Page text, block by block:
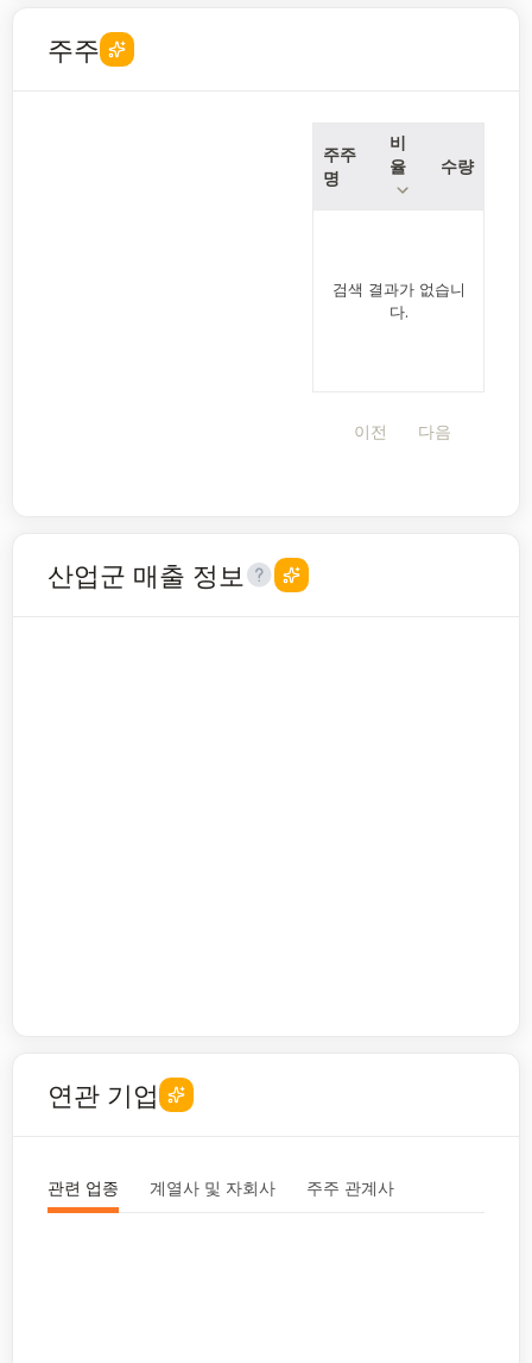
주주
주주
명
비
율
수량
검색 결과가 없습니
다.
이전 다음
산업군 매출 정보
연관 기업
관련 업종 계열사 및 자회사 주주 관계사